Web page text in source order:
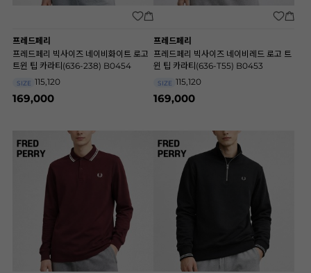
프레드페리
프레드페리 빅사이즈 네이비화이트 로고
트윈 팁 카라티(636-238) B0454
SIZE 115,120
169,000
프레드페리
프레드페리 빅사이즈 네이비레드 로고 트
윈 팁 카라티(636-T55) B0453
SIZE 115,120
169,000